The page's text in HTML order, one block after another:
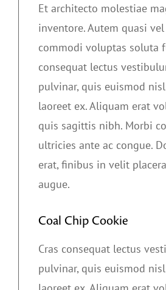
Et architecto molestiae
inventore. Autem quasi
commodi voluptas soluta
consequat lectus
pulvinar, quis euismod
laoreet ex. Aliquam erat
quis sagittis nibh. Morbi
ultricies ante ac congue.
erat, finibus in velit
augue.
Coal Chip Cookie
Cras consequat lectus
pulvinar, quis euismod